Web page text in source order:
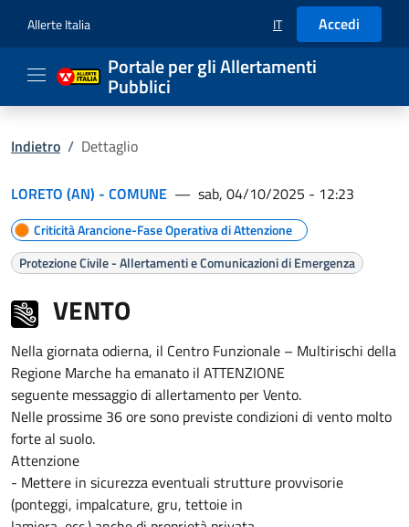
Allerte Italia SELEZIONE LINGUA:
IT Accedi
Portale per gli Allertamenti
Pubblici
Indietro / Dettaglio
LORETO (AN) - COMUNE — sab, 04/10/2025 - 12:23
Criticità Arancione-Fase Operativa di Attenzione
Protezione Civile - Allertamenti e Comunicazioni di Emergenza
VENTO
Nella giornata odierna, il Centro Funzionale – Multirischi della
Regione Marche ha emanato il ATTENZIONE
seguente messaggio di allertamento per Vento.
Nelle prossime 36 ore sono previste condizioni di vento molto
forte al suolo.
Attenzione
- Mettere in sicurezza eventuali strutture provvisorie
(ponteggi, impalcature, gru, tettoie in